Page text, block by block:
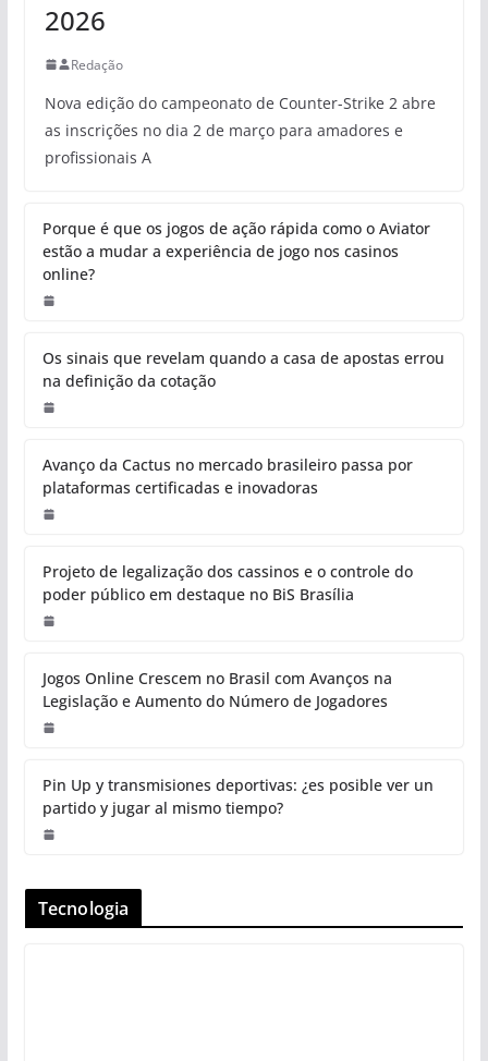
2026
Redação
Nova edição do campeonato de Counter-Strike 2 abre
as inscrições no dia 2 de março para amadores e
profissionais A
Porque é que os jogos de ação rápida como o Aviator
estão a mudar a experiência de jogo nos casinos
online?
Os sinais que revelam quando a casa de apostas errou
na definição da cotação
Avanço da Cactus no mercado brasileiro passa por
plataformas certificadas e inovadoras
Projeto de legalização dos cassinos e o controle do
poder público em destaque no BiS Brasília
Jogos Online Crescem no Brasil com Avanços na
Legislação e Aumento do Número de Jogadores
Pin Up y transmisiones deportivas: ¿es posible ver un
partido y jugar al mismo tiempo?
Tecnologia